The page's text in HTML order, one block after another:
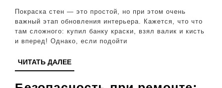
краску
и
правильно
Покраска стен — это простой, но при этом очень
важный этап обновления интерьера. Кажется, что что
там сложного: купил банку краски, взял валик и кисть
и вперед! Однако, если подойти
ЧИТАТЬ ДАЛЕЕЧИТАТЬ
ДАЛЕЕ